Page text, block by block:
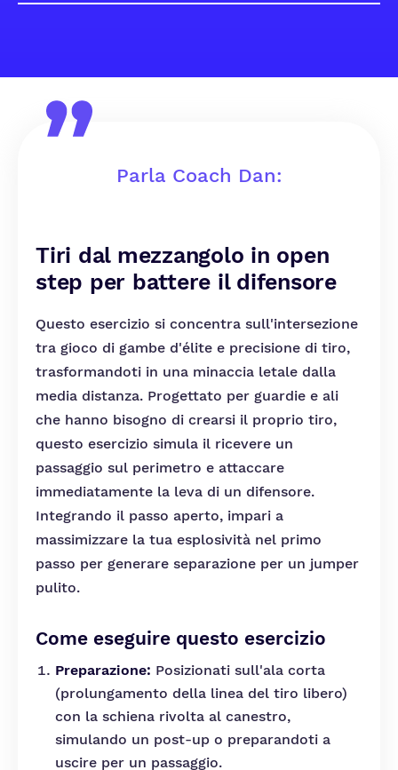
Parla Coach Dan:
Tiri dal mezzangolo in open
step per battere il difensore
Questo esercizio si concentra sull'intersezione
tra gioco di gambe d'élite e precisione di tiro,
trasformandoti in una minaccia letale dalla
media distanza. Progettato per guardie e ali
che hanno bisogno di crearsi il proprio tiro,
questo esercizio simula il ricevere un
passaggio sul perimetro e attaccare
immediatamente la leva di un difensore.
Integrando il passo aperto, impari a
massimizzare la tua esplosività nel primo
passo per generare separazione per un jumper
pulito.
Come eseguire questo esercizio
Preparazione: Posizionati sull'ala corta
(prolungamento della linea del tiro libero)
con la schiena rivolta al canestro,
simulando un post-up o preparandoti a
uscire per un passaggio.